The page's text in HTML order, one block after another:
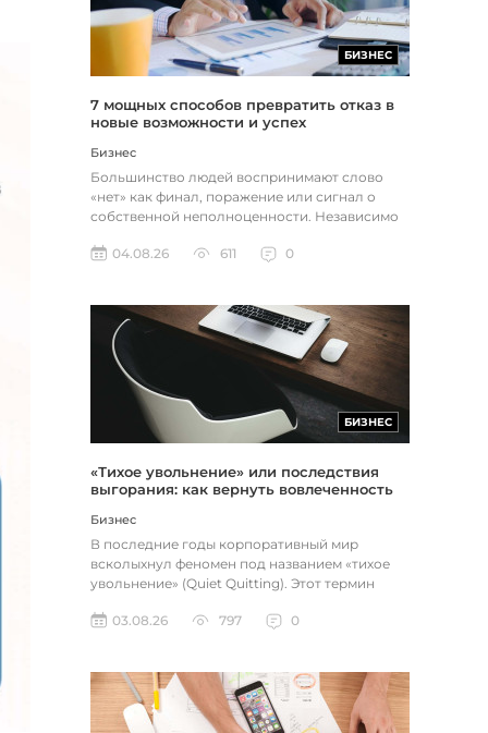
БИЗНЕС
7 мощных способов превратить отказ в
новые возможности и успех
Бизнес
Большинство людей воспринимают слово
«нет» как финал, поражение или сигнал о
собственной неполноценности. Независимо
04.08.26
611 0
БИЗНЕС
«Тихое увольнение» или последствия
выгорания: как вернуть вовлеченность
Бизнес
В последние годы корпоративный мир
всколыхнул феномен под названием «тихое
увольнение» (Quiet Quitting). Этот термин
03.08.26
797 0